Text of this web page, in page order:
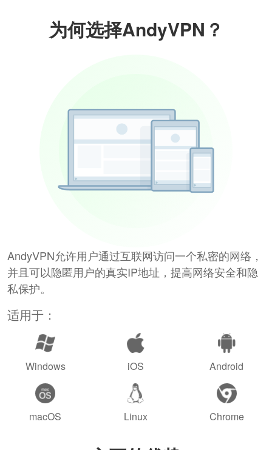
为何选择AndyVPN？
AndyVPN允许用户通过互联网访问一个私密的网络，
并且可以隐匿用户的真实IP地址，提高网络安全和隐
私保护。
适用于：
Windows iOS Android
macOS Linux Chrome